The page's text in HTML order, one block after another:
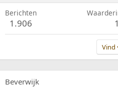
Berichten
1.906 1
Vind
Beverwijk